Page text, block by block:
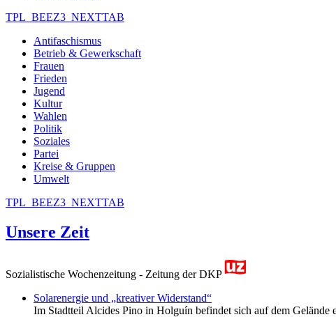
TPL_BEEZ3_NEXTTAB
Antifaschismus
Betrieb & Gewerkschaft
Frauen
Frieden
Jugend
Kultur
Wahlen
Politik
Soziales
Partei
Kreise & Gruppen
Umwelt
TPL_BEEZ3_NEXTTAB
Unsere Zeit
Sozialistische Wochenzeitung - Zeitung der DKP
Solarenergie und „kreativer Widerstand“
Im Stadtteil Alcides Pino in Holguín befindet sich auf dem